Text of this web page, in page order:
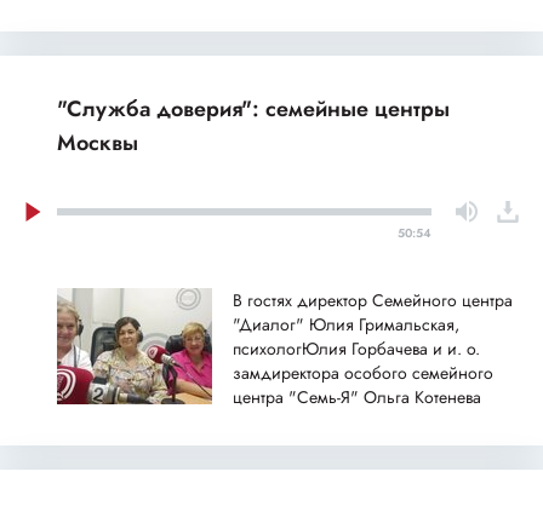
"Служба доверия": семейные центры
Москвы
50:54
В гостях директор Семейного центра
"Диалог" Юлия Гримальская,
психологЮлия Горбачева и и. о.
замдиректора особого семейного
центра "Семь-Я" Ольга Котенева